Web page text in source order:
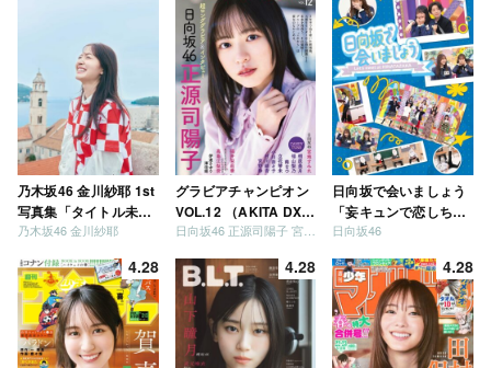
乃木坂46 金川紗耶 1st
写真集「タイトル未
定」
乃木坂46 金川紗耶
グラビアチャンピオン
VOL.12 （AKITA DXシ
リーズ）
日向坂46 正源司陽子 宮地すみれ
日向坂で会いましょう
「妄キュンで恋しちゃ
いましょう」「どっち
う」「ご褒美でロケし
ましょう」「フレンド
リーになりましょう」
「笑って卒業を祝いま
しょう」 [Blu-ray]
日向坂46
4.28 4.28 4.28